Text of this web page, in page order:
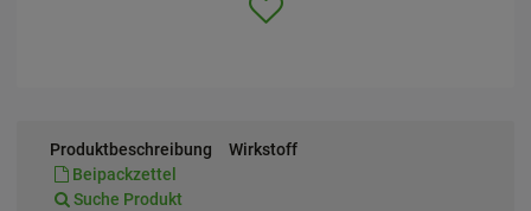
Produktbeschreibung
Wirkstoff
Beipackzettel
Suche Produkt